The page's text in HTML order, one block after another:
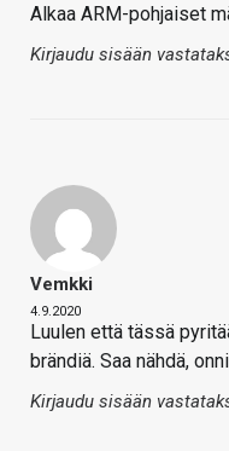
Alkaa ARM-pohjaiset
Kirjaudu sisään
Vemkki
4.9.2020
Luulen että tässä
brändiä. Saa nähdä,
Kirjaudu sisään